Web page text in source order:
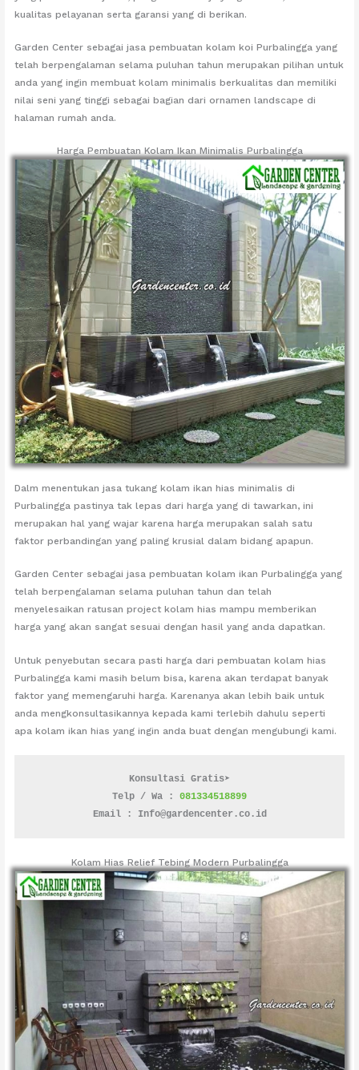
kualitas pelayanan serta garansi yang di berikan.
Garden Center sebagai jasa pembuatan kolam koi Purbalingga yang
telah berpengalaman selama puluhan tahun merupakan pilihan untuk
anda yang ingin membuat kolam minimalis berkualitas dan memiliki
nilai seni yang tinggi sebagai bagian dari ornamen landscape di
halaman rumah anda.
Harga Pembuatan Kolam Ikan Minimalis Purbalingga
Dalm menentukan jasa tukang kolam ikan hias minimalis di
Purbalingga pastinya tak lepas dari harga yang di tawarkan, ini
merupakan hal yang wajar karena harga merupakan salah satu
faktor perbandingan yang paling krusial dalam bidang apapun.
Garden Center sebagai jasa pembuatan kolam ikan Purbalingga yang
telah berpengalaman selama puluhan tahun dan telah
menyelesaikan ratusan project kolam hias mampu memberikan
harga yang akan sangat sesuai dengan hasil yang anda dapatkan.
Untuk penyebutan secara pasti harga dari pembuatan kolam hias
Purbalingga kami masih belum bisa, karena akan terdapat banyak
faktor yang memengaruhi harga. Karenanya akan lebih baik untuk
anda mengkonsultasikannya kepada kami terlebih dahulu seperti
apa kolam ikan hias yang ingin anda buat dengan mengubungi kami.
Konsultasi Gratis➤
Telp / Wa : 081334518899
Email : Info@gardencenter.co.id
Kolam Hias Relief Tebing Modern Purbalingga